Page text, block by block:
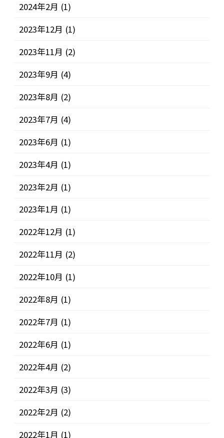
2024年2月 (1)
2023年12月 (1)
2023年11月 (2)
2023年9月 (4)
2023年8月 (2)
2023年7月 (4)
2023年6月 (1)
2023年4月 (1)
2023年2月 (1)
2023年1月 (1)
2022年12月 (1)
2022年11月 (2)
2022年10月 (1)
2022年8月 (1)
2022年7月 (1)
2022年6月 (1)
2022年4月 (2)
2022年3月 (3)
2022年2月 (2)
2022年1月 (1)